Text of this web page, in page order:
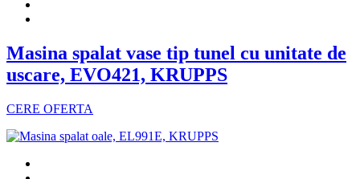
Masina spalat vase tip tunel cu unitate de
uscare, EVO421, KRUPPS
CERE OFERTA